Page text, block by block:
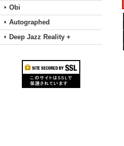
Obi
Autographed
Deep Jazz Reality +